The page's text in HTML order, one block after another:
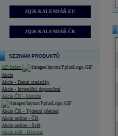
2Q26 KALENDÁŘ EU
2Q26 KALENDÁŘ ČR
SEZNAM PRODUKTŮ
AD Index
Akcie
Akcie - Denní statistiky
Akcie - Investiční doporučení
Akcie ČR - historie
Akcie ČR - Týdenní přehled
Akcie online - ČR
Akcie online - Svět
Akcie svět - Historie